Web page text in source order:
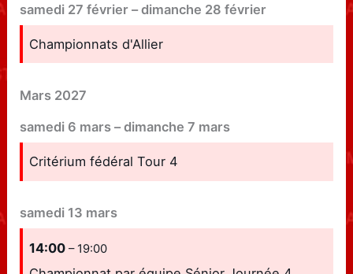
samedi 27 février –dimanche 28 février
Championnats d'Allier
Mars 2027
samedi 6 mars –dimanche 7 mars
Critérium fédéral Tour 4
samedi 13 mars
14:00– 19:00